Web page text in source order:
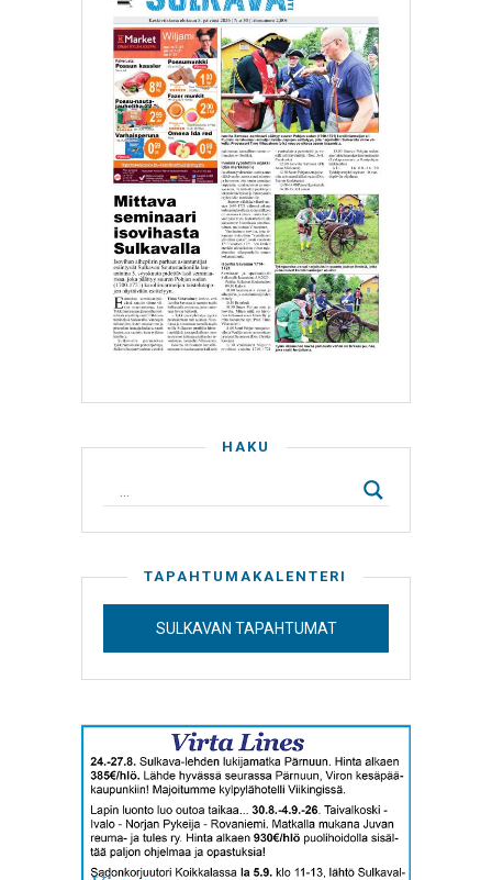
HAKU
TAPAHTUMAKALENTERI
SULKAVAN TAPAHTUMAT